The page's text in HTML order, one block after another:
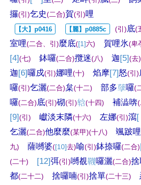
攞(引)乞史(二合)賀(引)哩
(引 )底(
室哩(二合 引)麼底([1]六) 賀哩氷(卑
[4](七) 鉢囉(二合)攬迷(八) 迦[5](去)
迦[6]囉戍(引)娜哩(十) 焰摩[7]怒(引)
囉(引)乞灑(二合)枲(十二) 部多𦽆囉(
囉(二合)底(引)砌(引)𤚥(十四) 補澁喯(
[9](引) 巘淡末隣(十六) 左娜(引)瀉[
乞灑(二合)他麼麼(某甲)(十八) 颯跛
九) 薩嚩婆([10]去)喻(引)鉢捺囉(二合)
(二十) [12]弭(引)嚩覩𮧬囉灑(二合)
都(二十二) 捨囉喃(引)捨單(二十三)